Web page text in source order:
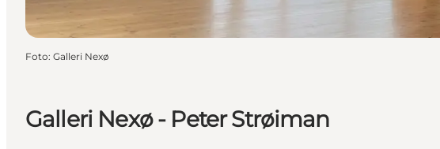
Galleri Nexø - Peter Strøiman
Foto: Galleri Nexø